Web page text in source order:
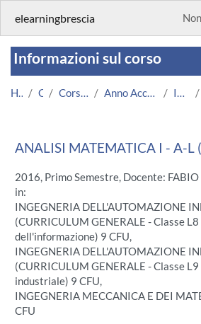
elearningbrescia
Informazioni sul corso
Home Corsi Corsi Istituzionali Anno Accademico 2016/2017 Ingegneria
ANALISI MATEMATICA I - A-L
2016, Primo Semestre, Docente:
in:
INGEGNERIA DELL'AUTOMAZIONE
(CURRICULUM GENERALE - Classe
dell'informazione) 9 CFU,
INGEGNERIA DELL'AUTOMAZIONE
(CURRICULUM GENERALE - Classe
industriale) 9 CFU,
INGEGNERIA MECCANICA E DEI
CFU